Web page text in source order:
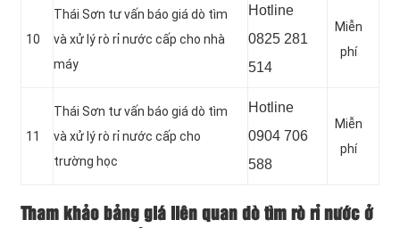
10
Thái Sơn tư vấn báo giá dò tìm
và xử lý rò rỉ nước cấp cho nhà
máy
Hotline
0825 281
514
Miễn
phí
11
Thái Sơn tư vấn báo giá dò tìm
và xử lý rò rỉ nước cấp cho
trường học
Hotline
0904 706
588
Miễn
phí
Tham khảo bảng giá liên quan dò tìm rò rỉ nước ở